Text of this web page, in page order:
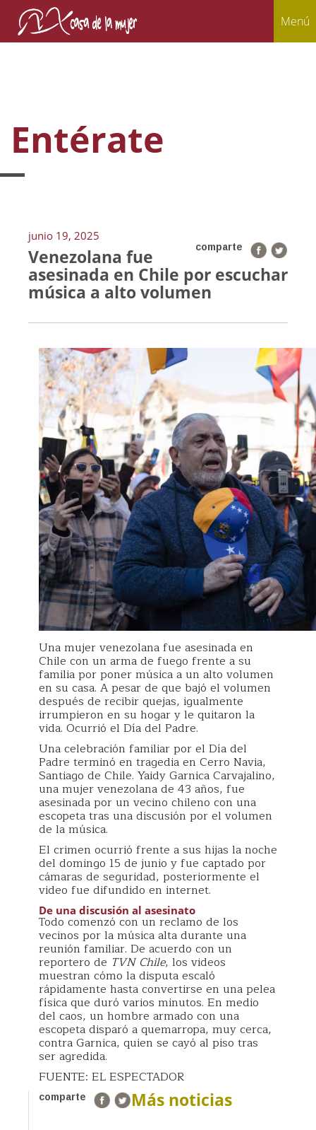
Menú
Entérate
junio 19, 2025
comparte
Venezolana fue
asesinada en Chile por escuchar
música a alto volumen
Una mujer venezolana fue asesinada en
Chile con un arma de fuego frente a su
familia por poner música a un alto volumen
en su casa. A pesar de que bajó el volumen
después de recibir quejas, igualmente
irrumpieron en su hogar y le quitaron la
vida. Ocurrió el Día del Padre.
Una celebración familiar por el Día del
Padre terminó en tragedia en Cerro Navia,
Santiago de Chile. Yaidy Garnica Carvajalino,
una mujer venezolana de 43 años, fue
asesinada por un vecino chileno con una
escopeta tras una discusión por el volumen
de la música.
El crimen ocurrió frente a sus hijas la noche
del domingo 15 de junio y fue captado por
cámaras de seguridad, posteriormente el
video fue difundido en internet.
De una discusión al asesinato
Todo comenzó con un reclamo de los
vecinos por la música alta durante una
reunión familiar. De acuerdo con un
reportero de TVN Chile, los videos
muestran cómo la disputa escaló
rápidamente hasta convertirse en una pelea
física que duró varios minutos. En medio
del caos, un hombre armado con una
escopeta disparó a quemarropa, muy cerca,
contra Garnica, quien se cayó al piso tras
ser agredida.
FUENTE: EL ESPECTADOR
comparte Más noticias